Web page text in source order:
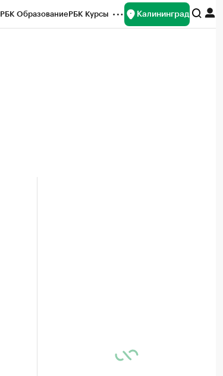
РБК ОбразованиеРБК Курсы Калининград